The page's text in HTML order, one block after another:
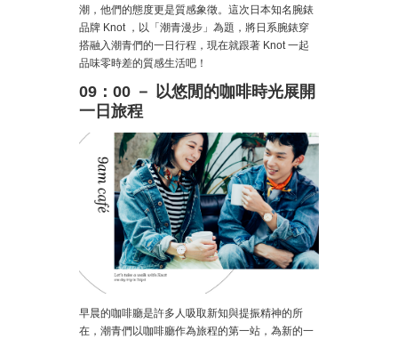
潮，他們的態度更是質感象徵。這次日本知名腕錶
品牌 Knot ，以「潮青漫步」為題，將日系腕錶穿
搭融入潮青們的一日行程，現在就跟著 Knot 一起
品味零時差的質感生活吧！
09：00 － 以悠閒的咖啡時光展開
一日旅程
早晨的咖啡廳是許多人吸取新知與提振精神的所
在，潮青們以咖啡廳作為旅程的第一站，為新的一